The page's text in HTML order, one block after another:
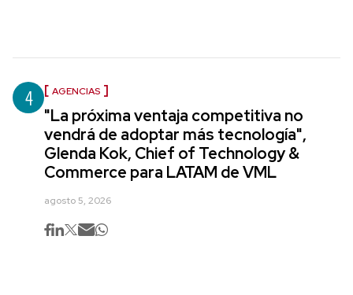
4 AGENCIAS
"La próxima ventaja competitiva no
vendrá de adoptar más tecnología",
Glenda Kok, Chief of Technology &
Commerce para LATAM de VML
agosto 5, 2026